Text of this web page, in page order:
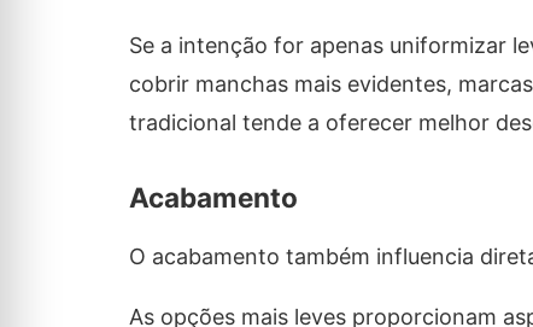
Se a intenção for apenas uniformizar
cobrir manchas mais evidentes,
tradicional tende a oferecer melhor
Acabamento
O acabamento também influencia
As opções mais leves proporcionam